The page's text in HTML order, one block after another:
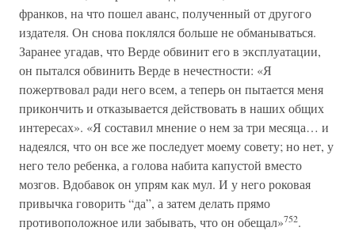
франков, на что пошел аванс, полученный от другого
издателя. Он снова поклялся больше не обманываться.
Заранее угадав, что Верде обвинит его в эксплуатации,
он пытался обвинить Верде в нечестности: «Я
пожертвовал ради него всем, а теперь он пытается меня
прикончить и отказывается действовать в наших общих
интересах». «Я составил мнение о нем за три месяца… и
надеялся, что он все же последует моему совету; но нет, у
него тело ребенка, а голова набита капустой вместо
мозгов. Вдобавок он упрям как мул. И у него роковая
привычка говорить “да”, а затем делать прямо
противоположное или забывать, что он обещал»752.